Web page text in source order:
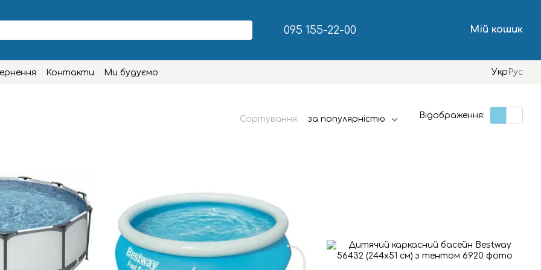
095 155-22-00 Мій кошик
Контакти Ми будуємо Укр Рус
Сортування: за популярністю Відображення: